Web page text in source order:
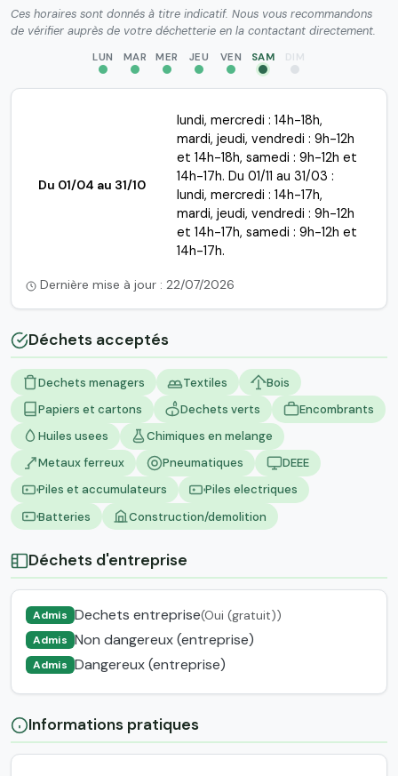
Ces horaires sont donnés à titre indicatif. Nous vous recommandons
de vérifier auprès de votre déchetterie en la contactant directement.
LUN MAR MER JEU VEN SAM DIM
Du 01/04 au 31/10
lundi, mercredi : 14h-18h,
mardi, jeudi, vendredi : 9h-12h
et 14h-18h, samedi : 9h-12h et
14h-17h. Du 01/11 au 31/03 :
lundi, mercredi : 14h-17h,
mardi, jeudi, vendredi : 9h-12h
et 14h-17h, samedi : 9h-12h et
14h-17h.
Dernière mise à jour : 22/07/2026
Déchets acceptés
Dechets menagers Textiles
Bois
Papiers et cartons
Dechets verts
Encombrants
Huiles usees
Chimiques en melange
Metaux ferreux
Pneumatiques
DEEE
Piles et accumulateurs
Piles electriques
Batteries
Construction/demolition
Déchets d'entreprise
Admis Dechets entreprise(Oui (gratuit))
Admis Non dangereux (entreprise)
Admis Dangereux (entreprise)
Informations pratiques